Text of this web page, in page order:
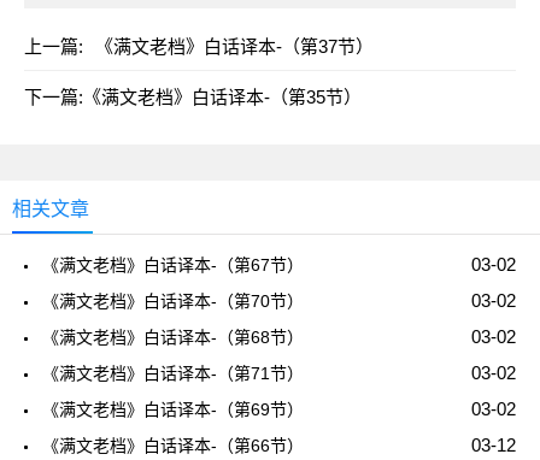
上一篇: 《满文老档》白话译本-（第37节）
下一篇: 《满文老档》白话译本-（第35节）
相关文章
03-02
《满文老档》白话译本-（第67节）
03-02
《满文老档》白话译本-（第70节）
03-02
《满文老档》白话译本-（第68节）
03-02
《满文老档》白话译本-（第71节）
03-02
《满文老档》白话译本-（第69节）
03-12
《满文老档》白话译本-（第66节）